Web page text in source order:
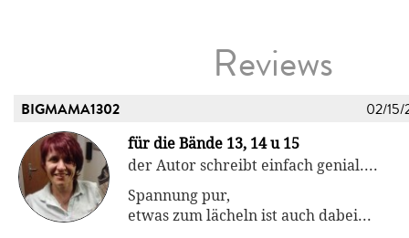
Reviews
BIGMAMA1302 02/15/
für die Bände 13, 14 u 15
der Autor schreibt einfach genial....
Spannung pur,
etwas zum lächeln ist auch dabei...